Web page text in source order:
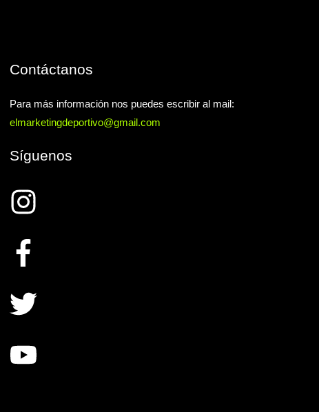
Contáctanos
Para más información nos puedes escribir al mail:
elmarketingdeportivo@gmail.com
Síguenos